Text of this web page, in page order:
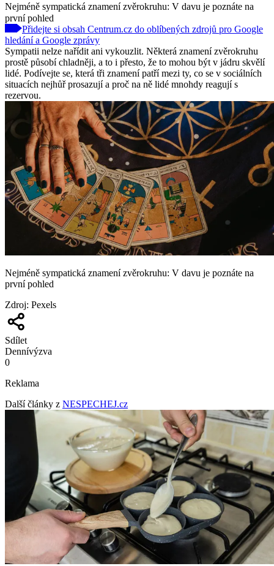
Nejméně sympatická znamení zvěrokruhu: V davu je poznáte na
první pohled
Přidejte si obsah Centrum.cz do oblíbených zdrojů pro Google
hledání a Google zprávy
Sympatii nelze nařídit ani vykouzlit. Některá znamení zvěrokruhu
prostě působí chladněji, a to i přesto, že to mohou být v jádru skvělí
lidé. Podívejte se, která tři znamení patří mezi ty, co se v sociálních
situacích nejhůř prosazují a proč na ně lidé mnohdy reagují s
rezervou.
Nejméně sympatická znamení zvěrokruhu: V davu je poznáte na
první pohled
Zdroj: Pexels
Sdílet
Dennívýzva
0
Reklama
Další články z NESPECHEJ.cz